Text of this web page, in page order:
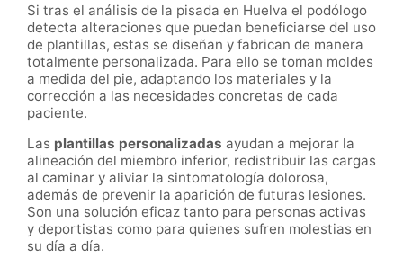
Si tras el análisis de la pisada en Huelva el podólogo
detecta alteraciones que puedan beneficiarse del uso
de plantillas, estas se diseñan y fabrican de manera
totalmente personalizada. Para ello se toman moldes
a medida del pie, adaptando los materiales y la
corrección a las necesidades concretas de cada
paciente.
Las plantillas personalizadas ayudan a mejorar la
alineación del miembro inferior, redistribuir las cargas
al caminar y aliviar la sintomatología dolorosa,
además de prevenir la aparición de futuras lesiones.
Son una solución eficaz tanto para personas activas
y deportistas como para quienes sufren molestias en
su día a día.